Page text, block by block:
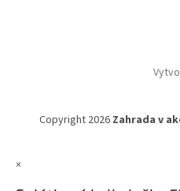
Copyright 2026 Zahrada v
×